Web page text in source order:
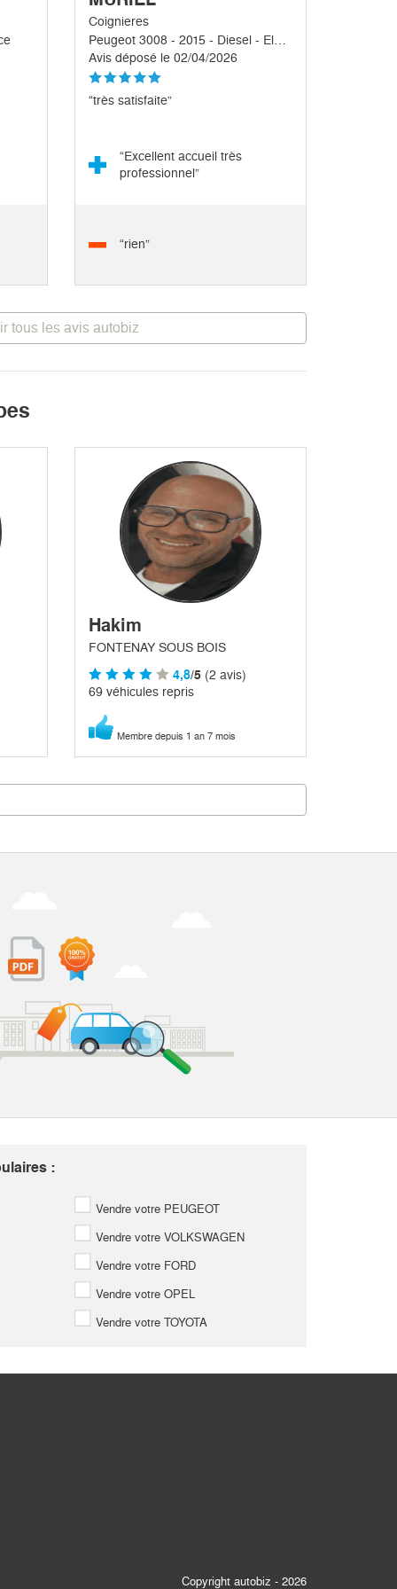
Coignieres
Peugeot 3008 - 2015 - Diesel - Electrique
Avis déposé le 02/04/2026
“très satisfaite”
“Excellent accueil très
professionnel”
“rien”
tous les avis autobiz
Hakim
FONTENAY SOUS BOIS
4,8/5(2 avis)
69 véhicules repris
Membre depuis 1 an 7 mois
:
Vendre votre PEUGEOT
Vendre votre VOLKSWAGEN
Vendre votre FORD
Vendre votre OPEL
Vendre votre TOYOTA
Copyright autobiz - 2026